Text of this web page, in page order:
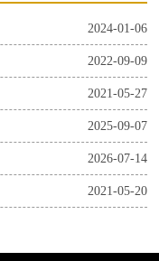
2024-01-06
2022-09-09
2021-05-27
2025-09-07
2026-07-14
2021-05-20